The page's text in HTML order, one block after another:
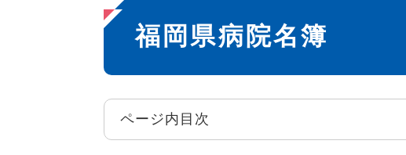
本
文
福岡県病院名簿
ページ内目次